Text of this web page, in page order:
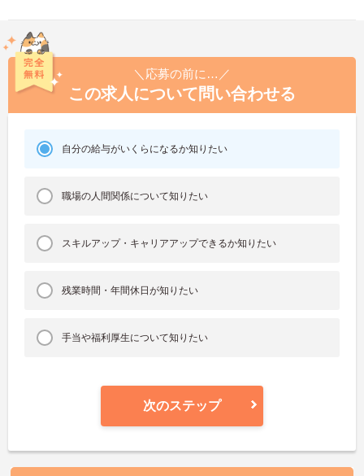
＼応募の前に…／
この求人について問い合わせる
自分の給与がいくらになるか知りたい
職場の人間関係について知りたい
スキルアップ・キャリアアップできるか知りたい
残業時間・年間休日が知りたい
手当や福利厚生について知りたい
次のステップ